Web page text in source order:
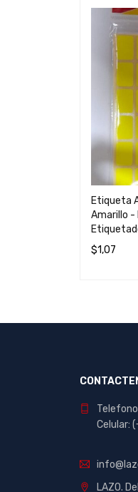
Etiqueta
Amarillo -
$1,07
Celular:
LAZO.